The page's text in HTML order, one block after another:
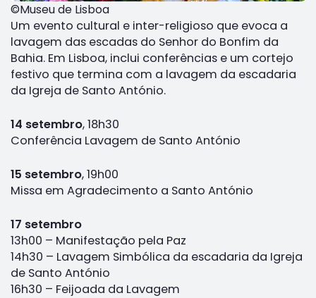
Um evento cultural e inter-religioso que evoca a
lavagem das escadas do Senhor do Bonfim da
Bahia. Em Lisboa, inclui conferências e um cortejo
festivo que termina com a lavagem da escadaria
da Igreja de Santo António.
14 setembro, 18h30
Conferência Lavagem de Santo António
15 setembro, 19h00
Missa em Agradecimento a Santo António
17 setembro
13h00 – Manifestação pela Paz
14h30 – Lavagem Simbólica da escadaria da Igreja
de Santo António
16h30 – Feijoada da Lavagem
©Museu de Lisboa